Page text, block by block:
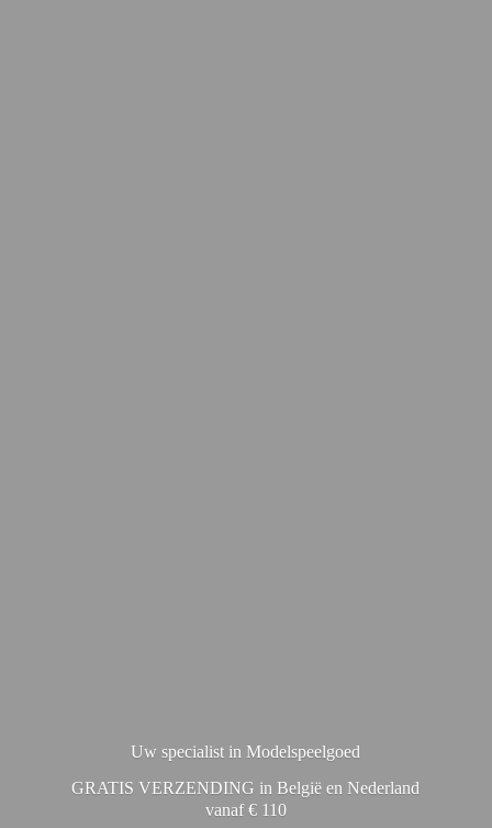
Uw specialist in Modelspeelgoed
GRATIS VERZENDING in België en Nederland
vanaf € 110